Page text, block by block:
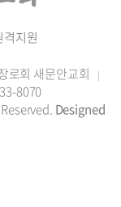
격지원
로회 새문안교회 |
8070
Designed